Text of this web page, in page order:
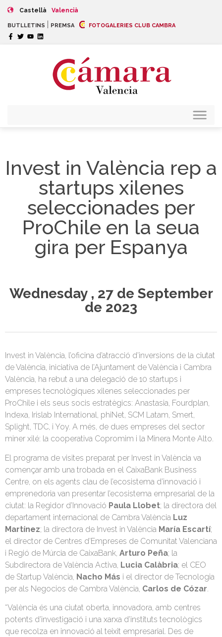
Castellà Valencià
BUTLLETINS PREMSA FOTOGALERIES CLUB CAMBRA
Invest in València rep a
startups xilenes
seleccionades per
ProChile en la seua
gira per Espanya
Wednesday , 27 de September
de 2023
Invest in València, l’oficina d’atracció d’inversions de la ciutat
de València, iniciativa de l’Ajuntament de València i Cambra
València, ha rebut a una delegació de 10 startups i
empreses tecnològiques xilenes seleccionades per
ProChile i els seus socis estratègics: Anastasia, Fourdplan,
Indexa, Irislab International, phiNet, SCM Latam, Smert,
Splight, TDC, i Yoy. A més, de dues empreses del sector
miner xilé: la cooperativa Copromim i la Minera Monte Alto.
El programa de visites preparat per Invest in València va
començar amb una trobada en el CaixaBank Business
Centre, on els agents clau de l’ecosistema d’innovació i
emprenedoria van presentar l’ecosistema empresarial de la
ciutat: la Regidor d’Innovació Paula Llobet; la directora del
departament internacional de Cambra València Luz
Martínez; la directora de Invest in València María Escartí;
el director de Centres d’Empreses de Comunitat Valenciana
i Regió de Múrcia de CaixaBank, Arturo Peña; la
Subdirectora de València Activa, Lucia Calàbria; el CEO
de Startup València, Nacho Más i el director de Tecnologia
per als Negocios de Cambra València, Carlos de Cózar
“València és una ciutat oberta, innovadora, amb centres
potents d’investigació i una xarxa d’instituts tecnològics
que recolza en innovació al teixit empresarial. Des de